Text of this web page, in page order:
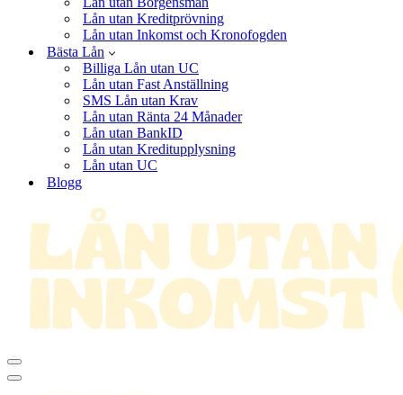
Lån utan Kreditprövning
Lån utan Inkomst och Kronofogden
Bästa Lån
Billiga Lån utan UC
Lån utan Fast Anställning
SMS Lån utan Krav
Lån utan Ränta 24 Månader
Lån utan BankID
Lån utan Kreditupplysning
Lån utan UC
Blogg
Navigeringsmeny
Navigeringsmeny